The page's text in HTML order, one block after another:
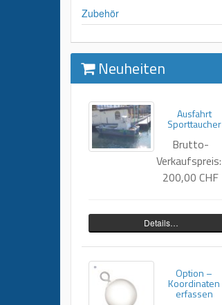
Zubehör
Neuheiten
Ausfahrt
Sporttaucher
Brutto-
Verkaufspreis:
200,00 CHF
Details…
Option –
Koordinaten
erfassen